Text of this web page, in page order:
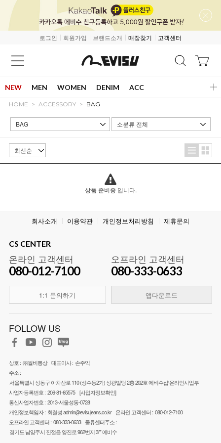
로그인 회원가입 브랜드소개 매장찾기 고객센터
NEW MEN WOMEN DENIM ACC
HOME ACCESSORY BAG
상품 준비중 입니다.
회사소개 이용약관 개인정보처리방침 제휴문의
CS CENTER
온라인 고객센터
080-012-7100
1:1 문의하기
오프라인 고객센터
080-333-0633
앱다운로드
FOLLOW US
상호 : ㈜월비통상 대표이사 : 손주익
주소 :
서울특별시 성동구 아차산로 110 (성수동2가) 성광빌딩 2층 202호 에비수샵 온라인사업부
사업자등록번호 : 206-81-65575 [사업자정보확인]
통신사업자번호 : 2013-서울성동-0728
개인정보책임자 : 최철성admin@evisujeans.co.kr 온라인 고객센터 : 080-012-7100
오프라인 고객센터 : 080-333-0633 물류센터주소 :
경기도 남양주시 진접읍 양진로 962번지 3F 에비수